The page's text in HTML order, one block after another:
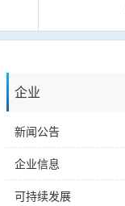
企业
新闻公告
企业信息
可持续发展